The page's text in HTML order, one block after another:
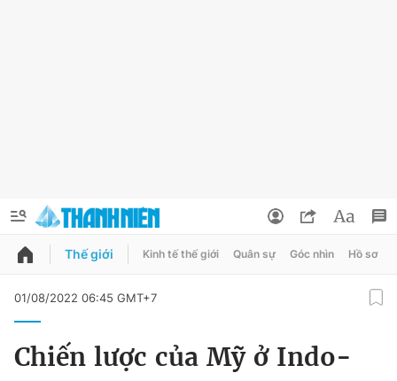
QUẢNG CÁO
Đổi mật khẩu
Thế giới Kinh tế thế giới Quân sự Góc nhìn Hồ sơ
01/08/2022 06:45 GMT+7
Chiến lược của Mỹ ở Indo-